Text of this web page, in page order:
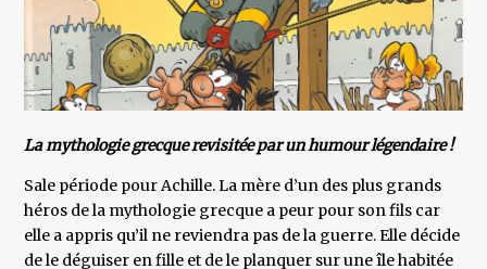
La mythologie grecque revisitée par un humour légendaire !
Sale période pour Achille. La mère d’un des plus grands
héros de la mythologie grecque a peur pour son fils car
elle a appris qu’il ne reviendra pas de la guerre. Elle décide
de le déguiser en fille et de le planquer sur une île habitée